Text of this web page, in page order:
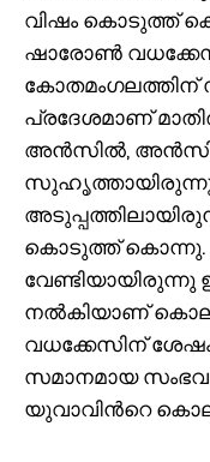
വിഷം കൊടുത്ത്
ഷാരോൺ
കോതമംഗലത്തിന്
പ്രദേശമാണ്
അൻസിൽ,
സുഹൃത്തായിരുന്നു
കൊടുത്ത് കൊന്നു.
നൽകിയാണ്
വധക്കേസിന്
സമാനമായ
യുവാവിന്‍റെ